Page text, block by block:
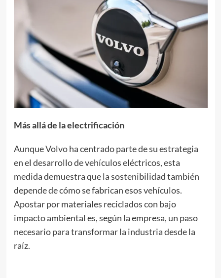
Más allá de la electrificación
Aunque Volvo ha centrado parte de su estrategia
en el desarrollo de vehículos eléctricos, esta
medida demuestra que la sostenibilidad también
depende de cómo se fabrican esos vehículos.
Apostar por materiales reciclados con bajo
impacto ambiental es, según la empresa, un paso
necesario para transformar la industria desde la
raíz.